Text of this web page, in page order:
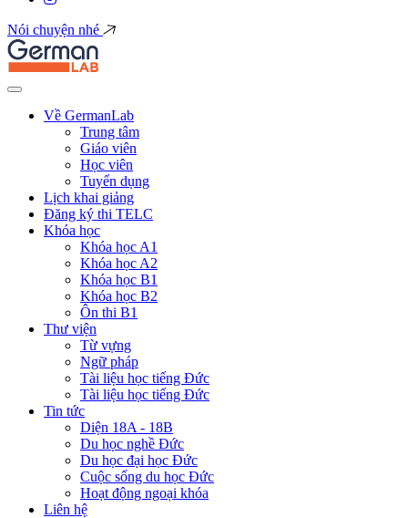
Nói chuyện nhé
Về GermanLab
Trung tâm
Giáo viên
Học viên
Tuyển dụng
Lịch khai giảng
Đăng ký thi TELC
Khóa học
Khóa học A1
Khóa học A2
Khóa học B1
Khóa học B2
Ôn thi B1
Thư viện
Từ vựng
Ngữ pháp
Tài liệu học tiếng Đức
Tài liệu học tiếng Đức
Tin tức
Diện 18A - 18B
Du học nghề Đức
Du học đại học Đức
Cuộc sống du học Đức
Hoạt động ngoại khóa
Liên hệ